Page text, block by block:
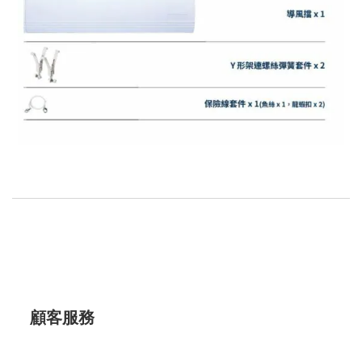
顧客服務